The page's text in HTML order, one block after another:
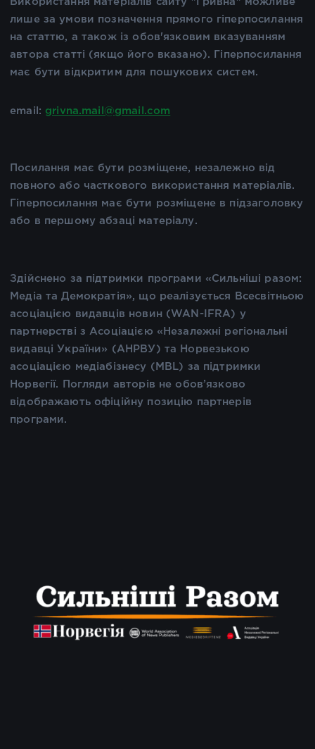
лише за умови позначення прямого гіперпосилання
на статтю, а також із обов'язковим вказуванням
автора статті (якщо його вказано). Гіперпосилання
має бути відкритим для пошукових систем.
email: grivna.mail@gmail.com
Посилання має бути розміщене, незалежно від
повного або часткового використання матеріалів.
Гіперпосилання має бути розміщене в підзаголовку
або в першому абзаці матеріалу.
Здійснено за підтримки програми «Сильніші разом:
Медіа та Демократія», що реалізується Всесвітньою
асоціацією видавців новин (WAN-IFRA) у
партнерстві з Асоціацією «Незалежні регіональні
видавці України» (АНРВУ) та Норвезькою
асоціацією медіабізнесу (MBL) за підтримки
Норвегії. Погляди авторів не обов’язково
відображають офіційну позицію партнерів
програми.